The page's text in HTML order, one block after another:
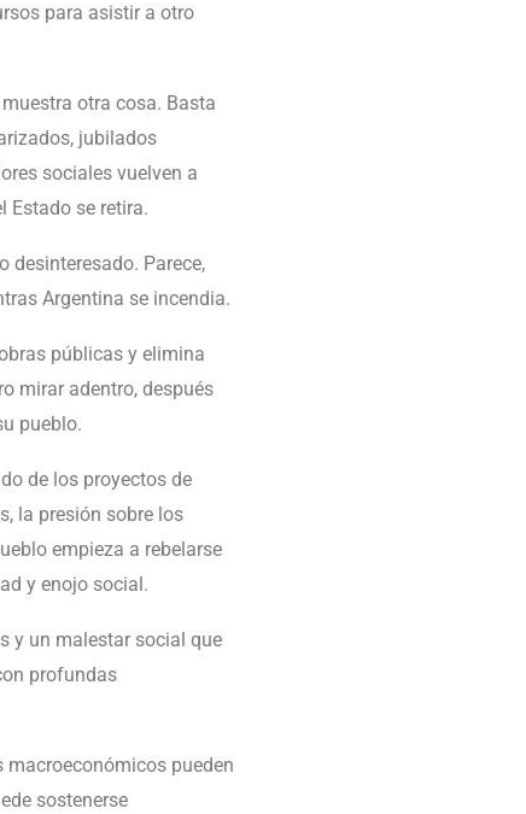
para asistir a otro
otra cosa. Basta
jubilados
sociales vuelven a
Estado se retira.
desinteresado. Parece,
Argentina se incendia.
públicas y elimina
mirar adentro, después
pueblo.
de los proyectos de
la presión sobre los
empieza a rebelarse
y enojo social.
y un malestar social que
profundas
macroeconómicos pueden
sostenerse